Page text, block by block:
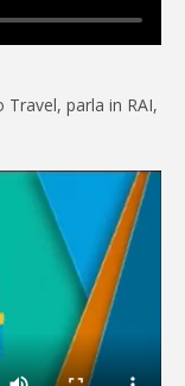
Travel, parla in RAI,